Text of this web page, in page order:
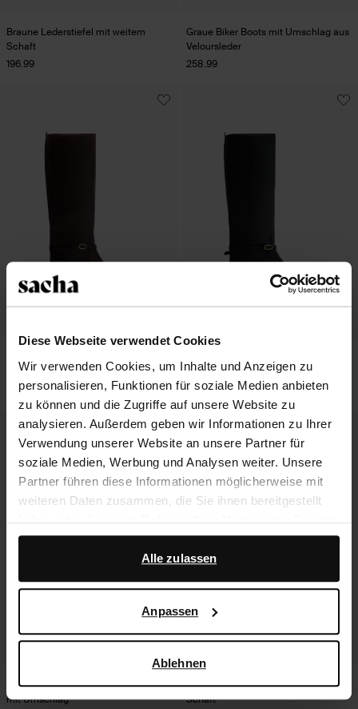
Diese Webseite verwendet Cookies
Wir verwenden Cookies, um Inhalte und Anzeigen zu
personalisieren, Funktionen für soziale Medien anbieten
zu können und die Zugriffe auf unsere Website zu
analysieren. Außerdem geben wir Informationen zu Ihrer
Verwendung unserer Website an unsere Partner für
soziale Medien, Werbung und Analysen weiter. Unsere
Partner führen diese Informationen möglicherweise mit
weiteren Daten zusammen, die Sie ihnen bereitgestellt
haben oder die sie im Rahmen Ihrer Nutzung der Dienste
gesammelt haben.
Darüber hinaus arbeiten wir mit Google zu Werbe- und
darüber, wie Google Ihre personenbezogenen Daten
verwendet, finden Sie auf derSeite zur geschäftlichen
Alle zulassen
Anpassen
Ablehnen
Braune Lederstiefel mit weitem
Schaft
196.99
Graue Biker Boots mit Umschlag aus
Veloursleder
258.99
abnehmbarer Schnalle
216.99
abnehmbarer Schnalle
216.99
Dunkelbraune Veloursleder-Boots
mit Umschlag
Schwarze Lederstiefel mit hohem
Schaft